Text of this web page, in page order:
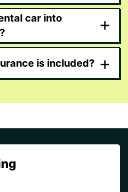
car into
+
is included? +